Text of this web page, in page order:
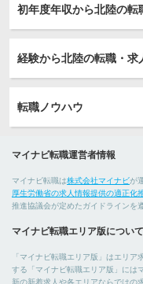
初年度年収から北陸の転
経験から北陸の転職・求
転職ノウハウ
マイナビ転職運営者情報
マイナビ転職は株式会社マイナビが
厚生労働省の求人情報提供の適正化
推進協議会が定めたガイドラインを
マイナビ転職エリア版について
「マイナビ転職エリア版」はエリア
する「マイナビ転職エリア版」には
新の新着求人や各エリアならではの